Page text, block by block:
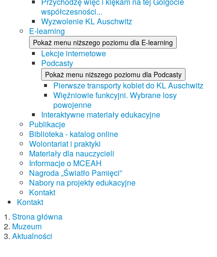
współczesności...
Wyzwolenie KL Auschwitz
E-learning
Pokaż menu niższego poziomu dla E-learning
Lekcje internetowe
Podcasty
Pokaż menu niższego poziomu dla Podcasty
Pierwsze transporty kobiet do KL Auschwitz
Więźniowie funkcyjni. Wybrane losy
powojenne
Interaktywne materiały edukacyjne
Publikacje
Biblioteka - katalog online
Wolontariat i praktyki
Materiały dla nauczycieli
Informacje o MCEAH
Nagroda „Światło Pamięci”
Nabory na projekty edukacyjne
Kontakt
Kontakt
Strona główna
Muzeum
Aktualności